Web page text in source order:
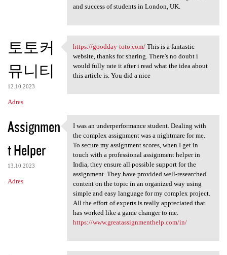
and success of students in London, UK.
토토커
뮤니티
12.10.2023
Adres
https://goodday-toto.com/
https://goodday-toto.com/This is a fantastic
website, thanks for sharing. There's no doubt i
would fully rate it after i read what the idea about
this article is. You did a nice
Assignmen
t Helper
13.10.2023
Adres
I was an underperformance
I was an underperformance student. Dealing with
the complex assignment was a nightmare for me.
To secure my assignment scores, when I get in
touch with a professional assignment helper in
India, they ensure all possible support for the
assignment. They have provided well-researched
content on the topic in an organized way using
simple and easy language for my complex project.
All the effort of experts is really appreciated that
has worked like a game changer to me.
https://www.greatassignmenthelp.com/in/